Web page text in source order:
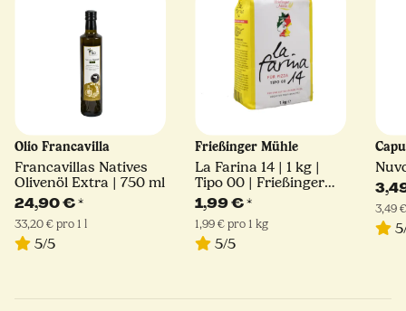
Olio Francavilla
Francavillas Natives
Olivenöl Extra | 750 ml
24,90 €*
33,20 € pro 1 l
5/5
Frießinger Mühle
La Farina 14 | 1 kg |
Tipo 00 | Frießinger
Mühle
1,99 €*
1,99 € pro 1 kg
5/5
3,49